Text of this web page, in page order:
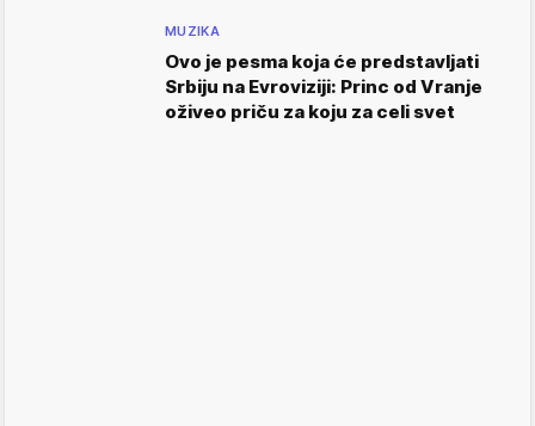
MUZIKA
Ovo je pesma koja će predstavljati
Srbiju na Evroviziji: Princ od Vranje
oživeo priču za koju za celi svet